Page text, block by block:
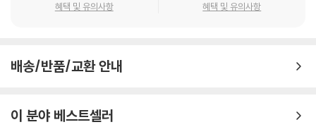
혜택 및 유의사항 혜택 및 유의사항
배송/반품/교환 안내
이 분야 베스트셀러